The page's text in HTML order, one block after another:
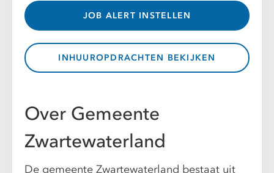
JOB ALERT INSTELLEN
INHUUROPDRACHTEN BEKIJKEN
Over Gemeente
Zwartewaterland
De gemeente Zwartewaterland bestaat uit